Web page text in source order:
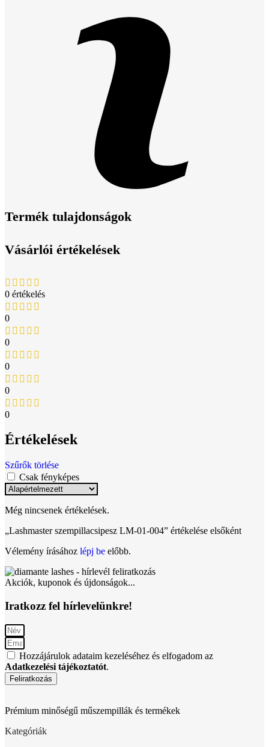
Termék tulajdonságok
Vásárlói értékelések
0 értékelés
0
0
0
0
0
Értékelések
Szűrők törlése
Csak fényképes
Még nincsenek értékelések.
„Lashmaster szempillacsipesz LM-01-004” értékelése elsőként
Vélemény írásához lépj be előbb.
Akciók, kuponok és újdonságok...
Iratkozz fel hírlevelünkre!
Hozzájárulok adataim kezeléséhez és elfogadom az
Adatkezelési tájékoztatót.
Feliratkozás
Prémium minőségű műszempillák és termékek
Kategóriák